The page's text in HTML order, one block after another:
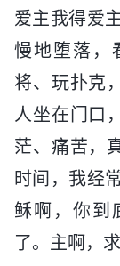
爱主我得爱
慢地堕落，
将、玩扑克
人坐在门口
茫、痛苦，
时间，我经
稣啊，你到
了。主啊，